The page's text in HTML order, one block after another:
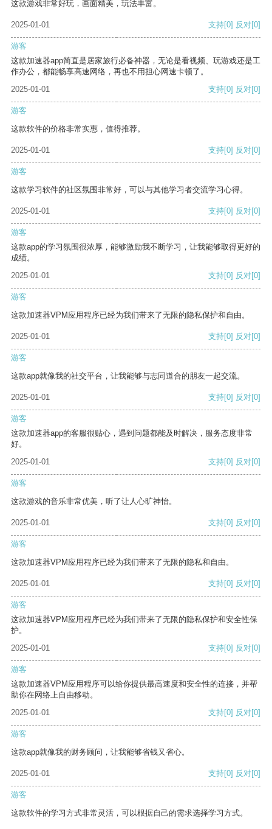
这款游戏非常好玩，画面精美，玩法丰富。
2025-01-01 支持[0] 反对[0]
游客
这款加速器app简直是居家旅行必备神器，无论是看视频、玩游戏还是工
作办公，都能畅享高速网络，再也不用担心网速卡顿了。
2025-01-01
支持[0] 反对[0]
游客
这款软件的价格非常实惠，值得推荐。
2025-01-01 支持[0] 反对[0]
游客
这款学习软件的社区氛围非常好，可以与其他学习者交流学习心得。
2025-01-01 支持[0] 反对[0]
游客
这款app的学习氛围很浓厚，能够激励我不断学习，让我能够取得更好的
成绩。
2025-01-01
支持[0] 反对[0]
游客
这款加速器VPM应用程序已经为我们带来了无限的隐私保护和自由。
2025-01-01 支持[0] 反对[0]
游客
这款app就像我的社交平台，让我能够与志同道合的朋友一起交流。
2025-01-01 支持[0] 反对[0]
游客
这款加速器app的客服很贴心，遇到问题都能及时解决，服务态度非常
好。
2025-01-01
支持[0] 反对[0]
游客
这款游戏的音乐非常优美，听了让人心旷神怡。
2025-01-01 支持[0] 反对[0]
游客
这款加速器VPM应用程序已经为我们带来了无限的隐私和自由。
2025-01-01 支持[0] 反对[0]
游客
这款加速器VPM应用程序已经为我们带来了无限的隐私保护和安全性保
护。
2025-01-01
支持[0] 反对[0]
游客
这款加速器VPM应用程序可以给你提供最高速度和安全性的连接，并帮
助你在网络上自由移动。
2025-01-01
支持[0] 反对[0]
游客
这款app就像我的财务顾问，让我能够省钱又省心。
2025-01-01 支持[0] 反对[0]
游客
这款软件的学习方式非常灵活，可以根据自己的需求选择学习方式。